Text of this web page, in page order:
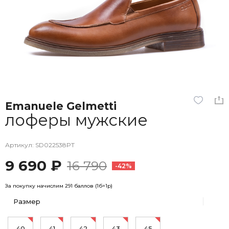
Emanuele Gelmetti
лоферы мужские
Артикул: SD022538PT
9 690 ₽ 16 790 -42%
За покупку начислим 291 баллов (1б=1р)
Размер